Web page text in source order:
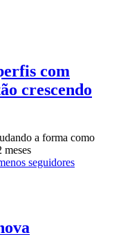
com
crescendo
a forma como
meses